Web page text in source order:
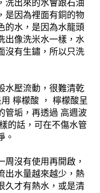
洗出來的水會跟石油
是因為裡面有銅的物
的水，是因為水龍頭
出像洗米水一樣，水
沒有生鏽，所以只洗
水壓流動，很難清乾
檸檬酸 ， 檸檬酸呈
管垢，再透過 高週波
的話，可在不傷水管
。
沒有使用再開啟，
出水量越來越少，熱
久才有熱水，或是清